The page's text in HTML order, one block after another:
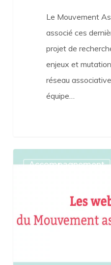
Le Mouvement
associé ces
projet de
enjeux et
réseau
équipe…
Accompagnement